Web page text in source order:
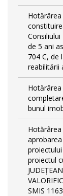
de 5 ani
704 C, de
reabilitării
bunul
proiectul
SMIS